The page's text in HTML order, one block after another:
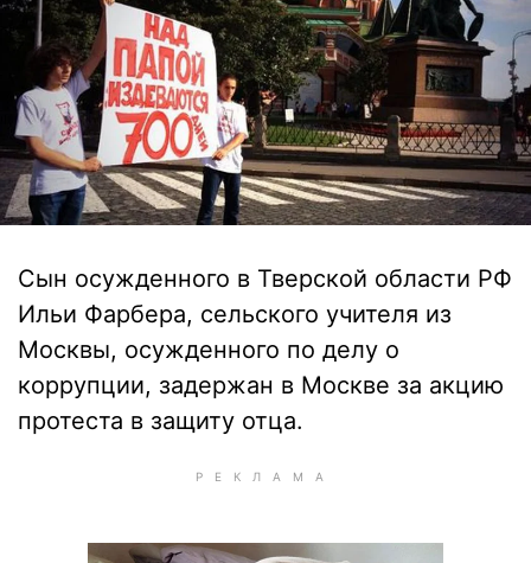
Сын осужденного в Тверской области РФ
Ильи Фарбера, сельского учителя из
Москвы, осужденного по делу о
коррупции, задержан в Москве за акцию
протеста в защиту отца.